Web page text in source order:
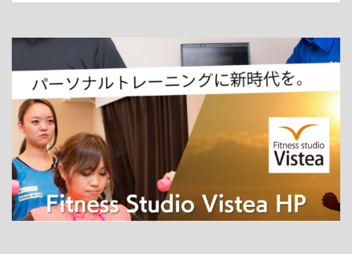
ホーム
パーソナルトレーニング
ダイエット